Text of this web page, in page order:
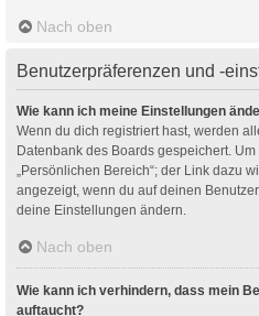
Nach oben
Benutzerpräferenzen und -
Wie kann ich meine Einstellungen
Wenn du dich registriert hast, werden
Datenbank des Boards gespeichert.
„Persönlichen Bereich“; der Link dazu
angezeigt, wenn du auf deinen
deine Einstellungen ändern.
Nach oben
Wie kann ich verhindern, dass mein
auftaucht?